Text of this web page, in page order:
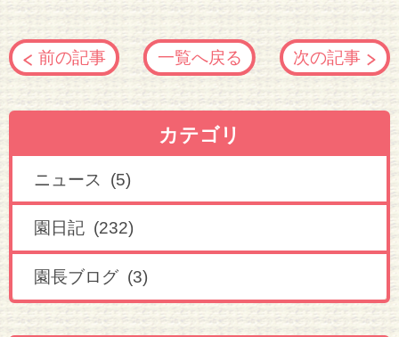
前の記事 一覧へ戻る 次の記事
カテゴリ
ニュース (5)
園日記 (232)
園長ブログ (3)